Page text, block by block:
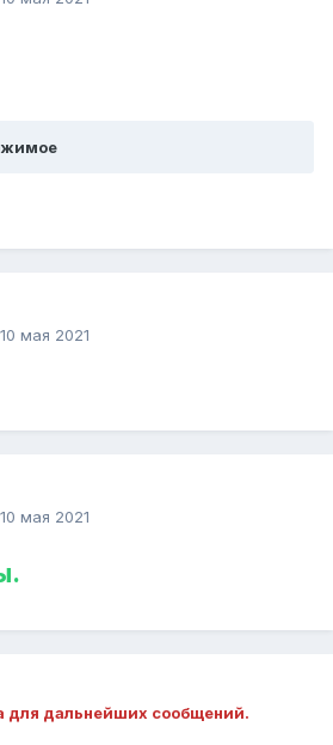
10 мая 2021
10 мая 2021
для дальнейших сообщений.